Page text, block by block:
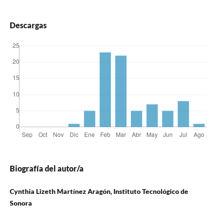
Descargas
Biografía del autor/a
Cynthia Lizeth Martínez Aragón, Instituto Tecnológico de
Sonora